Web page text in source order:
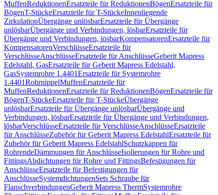
MuffenReduktionenErsatzteile für ReduktionenBögenErsatzteile für
BögenT-StückeErsatzteile für T-StückeInnenliegende
ZirkulationÜbergänge unlösbarErsatzteile für Übergänge
unlösbarÜbergänge und Verbindungen, lösbarErsatzteile für
Übergänge und Verbindungen, lösbarKompensatorenErsatzteile für
KompensatorenVerschlüsseErsatzteile für
VerschlüsseAnschlüsseErsatzteile für AnschlüsseGeberit Mapress
Edelstahl, GasErsatzteile für Geberit Mapress Edelstahl,
GasSystemrohre 1.4401Ersatzteile für Systemrohre
1.4401RohrnippelMuffenErsatzteile für
MuffenReduktionenErsatzteile für ReduktionenBögenErsatzteile für
BögenT-StückeErsatzteile für T-StückeÜbergänge
unlösbarErsatzteile für Übergänge unlösbarÜbergänge und
Verbindungen, lösbarErsatzteile für Übergänge und Verbindungen,
lösbarVerschlüsseErsatzteile für VerschlüsseAnschlüsseErsatzteile
für AnschlüsseZubehör für Geberit Mapress EdelstahlErsatzteile für
Zubehör für Geberit Mapress EdelstahlSchutzkappen für
RohrendeDämmungen für AnschlüsseIsolierungen für Rohre und
FittingsAbdichtungen für Rohre und FittingsBefestigungen für
AnschlüsseErsatzteile für Befestigungen für
AnschlüsseSystemdichtungenSets Schraube für
FlanschverbindungenGeberit Mapress ThermSystemrohre